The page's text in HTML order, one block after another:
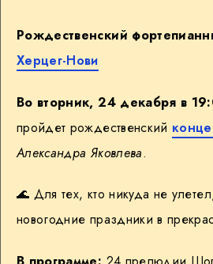
Рождественский
Херцег-Нови
Во вторник, 24 декабря в
пройдет рождественский
Александра Яковлева.
🌊 Для тех, кто никуда не
новогодние праздники в